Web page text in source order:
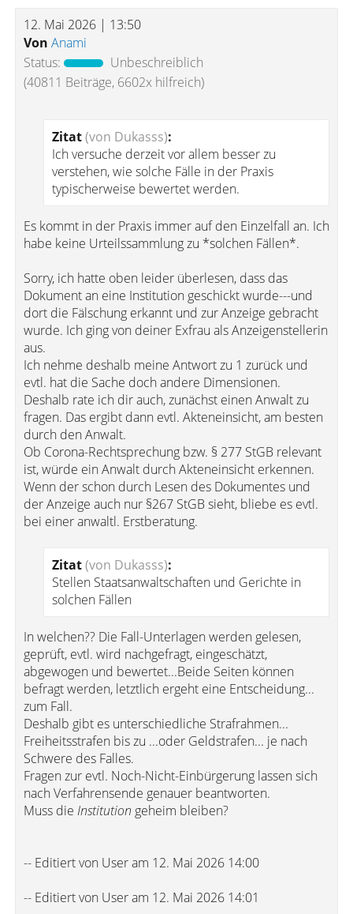
12. Mai 2026 | 13:50
Von Anami
Status:
Unbeschreiblich
(40811 Beiträge, 6602x hilfreich)
Zitat(von Dukasss):
Ich versuche derzeit vor allem besser zu
verstehen, wie solche Fälle in der Praxis
typischerweise bewertet werden.
Es kommt in der Praxis immer auf den Einzelfall an. Ich
habe keine Urteilssammlung zu *solchen Fällen*.
Sorry, ich hatte oben leider überlesen, dass das
Dokument an eine Institution geschickt wurde---und
dort die Fälschung erkannt und zur Anzeige gebracht
wurde. Ich ging von deiner Exfrau als Anzeigenstellerin
aus.
Ich nehme deshalb meine Antwort zu 1 zurück und
evtl. hat die Sache doch andere Dimensionen.
Deshalb rate ich dir auch, zunächst einen Anwalt zu
fragen. Das ergibt dann evtl. Akteneinsicht, am besten
durch den Anwalt.
Ob Corona-Rechtsprechung bzw. § 277 StGB relevant
ist, würde ein Anwalt durch Akteneinsicht erkennen.
Wenn der schon durch Lesen des Dokumentes und
der Anzeige auch nur §267 StGB sieht, bliebe es evtl.
bei einer anwaltl. Erstberatung.
Zitat(von Dukasss):
Stellen Staatsanwaltschaften und Gerichte in
solchen Fällen
In welchen?? Die Fall-Unterlagen werden gelesen,
geprüft, evtl. wird nachgefragt, eingeschätzt,
abgewogen und bewertet...Beide Seiten können
befragt werden, letztlich ergeht eine Entscheidung...
zum Fall.
Deshalb gibt es unterschiedliche Strafrahmen...
Freiheitsstrafen bis zu ...oder Geldstrafen... je nach
Schwere des Falles.
Fragen zur evtl. Noch-Nicht-Einbürgerung lassen sich
nach Verfahrensende genauer beantworten.
Muss die Institution geheim bleiben?
-- Editiert von User am 12. Mai 2026 14:00
-- Editiert von User am 12. Mai 2026 14:01